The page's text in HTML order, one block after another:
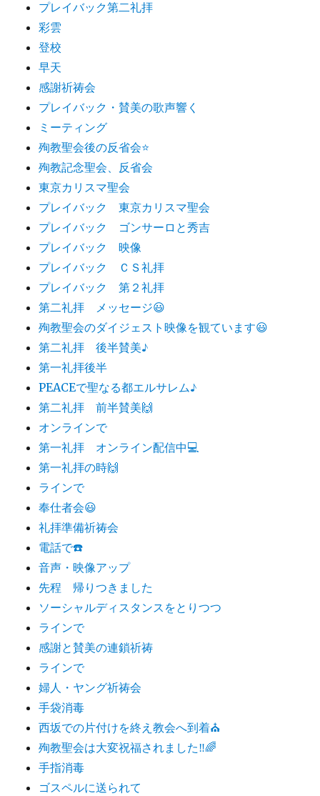
プレイバック第二礼拝
彩雲
登校
早天
感謝祈祷会
プレイバック・賛美の歌声響く
ミーティング
殉教聖会後の反省会⭐️
殉教記念聖会、反省会
東京カリスマ聖会
プレイバック 東京カリスマ聖会
プレイバック ゴンサーロと秀吉
プレイバック 映像
プレイバック ＣＳ礼拝
プレイバック 第２礼拝
第二礼拝 メッセージ😃
殉教聖会のダイジェスト映像を観ています😃
第二礼拝 後半賛美♪
第一礼拝後半
PEACEで聖なる都エルサレム♪
第二礼拝 前半賛美🙌
オンラインで
第一礼拝 オンライン配信中💻
第一礼拝の時🙌
ラインで
奉仕者会😃
礼拝準備祈祷会
電話で☎️
音声・映像アップ
先程 帰りつきました
ソーシャルディスタンスをとりつつ
ラインで
感謝と賛美の連鎖祈祷
ラインで
婦人・ヤング祈祷会
手袋消毒
西坂での片付けを終え教会へ到着⛪️
殉教聖会は大変祝福されました‼️🌈
手指消毒
ゴスペルに送られて